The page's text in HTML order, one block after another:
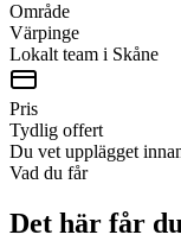
Område
Värpinge
Lokalt team i Skåne
Pris
Tydlig offert
Du vet upplägget
Vad du får
Det här får